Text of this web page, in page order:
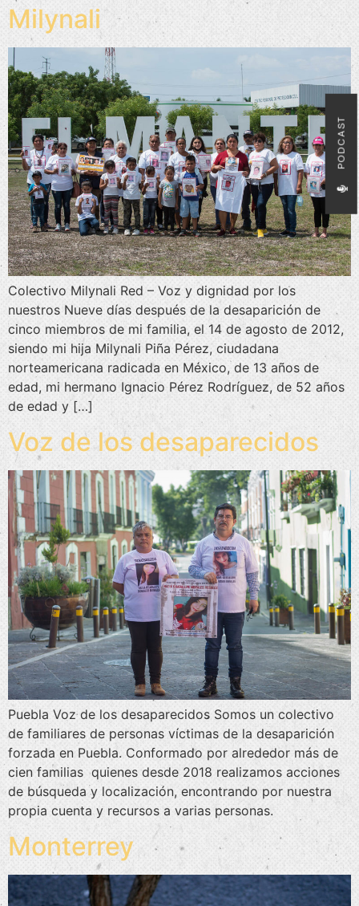
Milynali
Colectivo Milynali Red – Voz y dignidad por los
nuestros Nueve días después de la desaparición de
cinco miembros de mi familia, el 14 de agosto de 2012,
siendo mi hija Milynali Piña Pérez, ciudadana
norteamericana radicada en México, de 13 años de
edad, mi hermano Ignacio Pérez Rodríguez, de 52 años
de edad y […]
Voz de los desaparecidos
Puebla Voz de los desaparecidos Somos un colectivo
de familiares de personas víctimas de la desaparición
forzada en Puebla. Conformado por alrededor más de
cien familias quienes desde 2018 realizamos acciones
de búsqueda y localización, encontrando por nuestra
propia cuenta y recursos a varias personas.
Monterrey
PODCAST